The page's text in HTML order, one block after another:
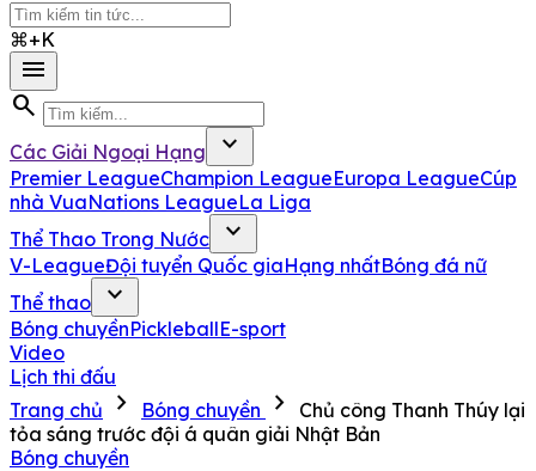
⌘+K
menu
search
Các Giải Ngoại Hạng expand_more
Premier LeagueChampion LeagueEuropa LeagueCúp
nhà VuaNations LeagueLa Liga
Thể Thao Trong Nước
expand_more
V-LeagueĐội tuyển Quốc giaHạng nhấtBóng đá nữ
Thể thao
expand_more
Bóng chuyềnPickleballE-sport
Video
Lịch thi đấu
Trang chủ
chevron_right Bóng chuyền chevron_right
Chủ công Thanh Thúy lại
tỏa sáng trước đội á quân giải Nhật Bản
Bóng chuyền